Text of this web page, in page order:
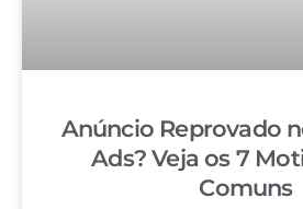
Anúncio Reprovado
Ads? Veja os 7
Comuns